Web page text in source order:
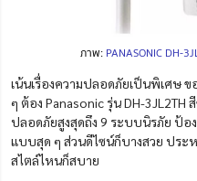
ภาพ: PANASONIC DH-
เน้นเรื่องความปลอดภัยเป็นพิเศษ
ๆ ต้อง Panasonic รุ่น DH-
ปลอดภัยสูงสุดถึง 9 ระบบนิรภัย ป้อ
แบบสุด ๆ ส่วนดีไซน์ก็บางสวย ประ
สไตล์ไหนก็สบาย